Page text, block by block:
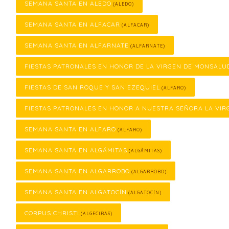
SEMANA SANTA EN ALEDO (ALEDO)
SEMANA SANTA EN ALFACAR (ALFACAR)
SEMANA SANTA EN ALFARNATE (ALFARNATE)
FIESTAS PATRONALES EN HONOR DE LA VIRGEN DE
FIESTAS DE SAN ROQUE Y SAN EZEQUIEL (ALFARO)
FIESTAS PATRONALES EN HONOR A NUESTRA SEÑORA LA
SEMANA SANTA EN ALFARO (ALFARO)
SEMANA SANTA EN ALGÁMITAS (ALGÁMITAS)
SEMANA SANTA EN ALGARROBO (ALGARROBO)
SEMANA SANTA EN ALGATOCÍN (ALGATOCÍN)
CORPUS CHRISTI (ALGECIRAS)